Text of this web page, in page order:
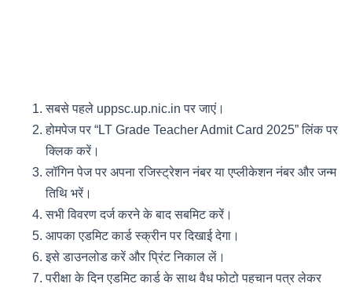
सबसे पहले uppsc.up.nic.in पर जाएं।
होमपेज पर “LT Grade Teacher Admit Card 2025” लिंक पर
क्लिक करें।
लॉगिन पेज पर अपना रजिस्ट्रेशन नंबर या एप्लीकेशन नंबर और जन्म
तिथि भरें।
सभी विवरण दर्ज करने के बाद सबमिट करें।
आपका एडमिट कार्ड स्क्रीन पर दिखाई देगा।
इसे डाउनलोड करें और प्रिंट निकाल लें।
परीक्षा के दिन एडमिट कार्ड के साथ वैध फोटो पहचान पत्र लेकर